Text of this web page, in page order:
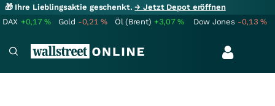
🎁 Ihre Lieblingsaktie geschenkt.→ Jetzt Depot eröffnen
DAX +0,17% Gold -0,21% Öl (Brent) +3,07% Dow Jones -0,13%